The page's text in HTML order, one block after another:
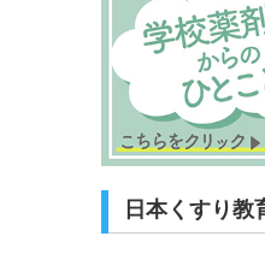
日本くすり教